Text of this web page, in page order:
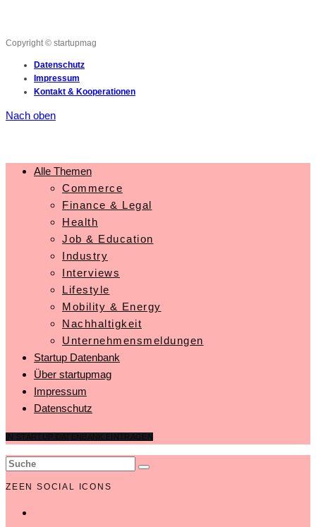
Copyright © startupmag
Datenschutz
Impressum
Kontakt & Kooperationen
Nach oben
Alle Themen
Commerce
Finance & Legal
Health
Job & Education
Industry
Interviews
Lifestyle
Mobility & Energy
Nachhaltigkeit
Unternehmensmeldungen
Startup Datenbank
Über startupmag
Impressum
Datenschutz
ZEEN SOCIAL ICONS